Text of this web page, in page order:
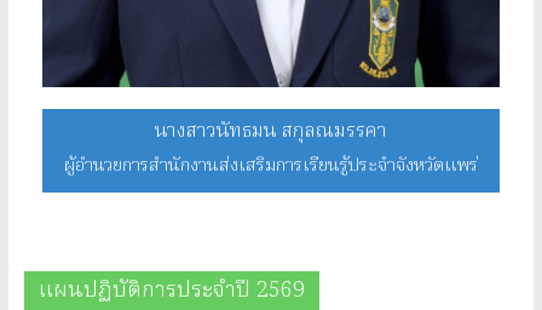
นางสาวนัทธมน สกุลณมรรคา
ผู้อำนวยการสำนักงานส่งเสริมการเรียนรู้ประจำจังหวัดแพร่
แผนปฏิบัติการประจำปี 2569